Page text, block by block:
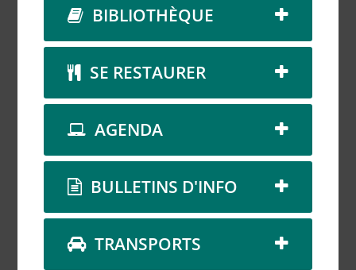
BIBLIOTHÈQUE
SE RESTAURER
AGENDA
BULLETINS D'INFO
TRANSPORTS